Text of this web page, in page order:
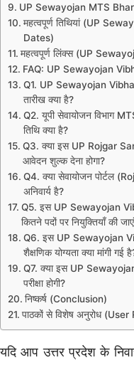
UP Sewayojan MTS
महत्वपूर्ण तिथियां (UP
Dates)
महत्वपूर्ण लिंक्स (UP
FAQ: UP Sewayojan
Q1. UP Sewayojan
तारीख क्या है?
Q2. यूपी सेवायोजन विभाग
तिथि क्या है?
Q3. क्या इस UP Rojgar
आवेदन शुल्क देना होगा?
Q4. क्या सेवायोजन पोर्टल
अनिवार्य है?
Q5. इस UP Sewayojan
कितने पदों पर नियुक्तियाँ की
Q6. इस UP Sewayojan
शैक्षणिक योग्यता क्या मांगी गई
Q7. क्या इस UP
परीक्षा होगी?
निष्कर्ष (Conclusion)
पाठकों से विशेष अनुरोध
यदि आप उत्तर प्रदेश के